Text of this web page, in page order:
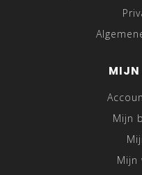
MIJN
Mijn
Mijn